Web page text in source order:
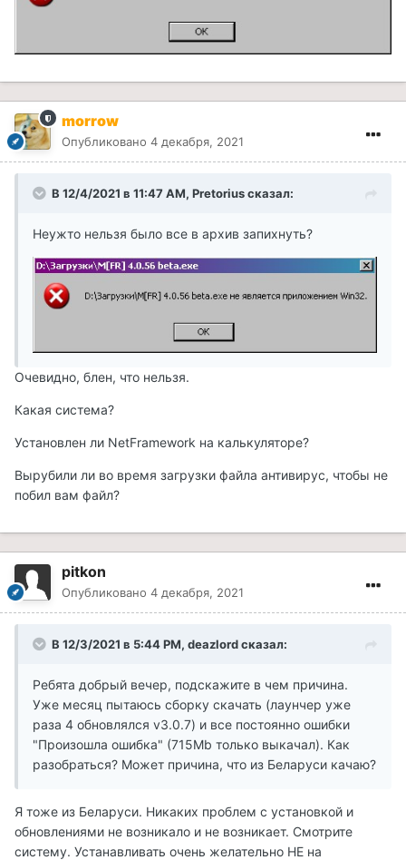
morrow
Опубликовано 4 декабря, 2021
В 12/4/2021 в 11:47 AM, Pretorius сказал:
Неужто нельзя было все в архив запихнуть?
Очевидно, блен, что нельзя.
Какая система?
Установлен ли NetFramework на калькуляторе?
Вырубили ли во время загрузки файла антивирус, чтобы не
побил вам файл?
pitkon
Опубликовано 4 декабря, 2021
В 12/3/2021 в 5:44 PM, deazlord сказал:
Ребята добрый вечер, подскажите в чем причина.
Уже месяц пытаюсь сборку скачать (лаунчер уже
раза 4 обновлялся v3.0.7) и все постоянно ошибки
"Произошла ошибка" (715Mb только выкачал). Как
разобраться? Может причина, что из Беларуси качаю?
Я тоже из Беларуси. Никаких проблем с установкой и
обновлениями не возникало и не возникает. Смотрите
систему. Устанавливать очень желательно НЕ на